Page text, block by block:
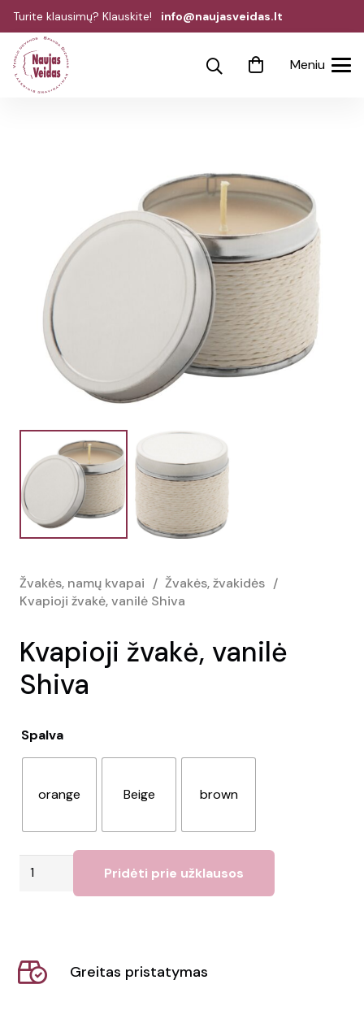
Turite klausimų? Klauskite! info@naujasveidas.lt
Meniu
Žvakės, namų kvapai / Žvakės, žvakidės /
Kvapioji žvakė, vanilė Shiva
Kvapioji žvakė, vanilė
Shiva
Spalva
orange Beige brown
produkto
Shiva
Pridėti prie užklausos
Greitas pristatymas